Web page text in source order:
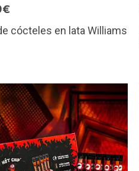
cócteles en lata Williams